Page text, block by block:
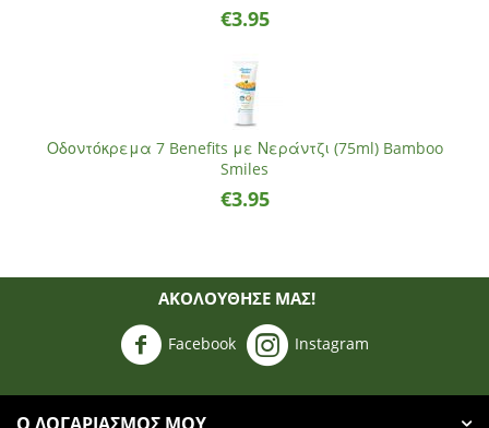
€3.95
Οδοντόκρεμα 7 Benefits με Νεράντζι (75ml) Bamboo
Smiles
€3.95
ΑΚΟΛΟΥΘΗΣΈ ΜΑΣ!
Facebook Instagram